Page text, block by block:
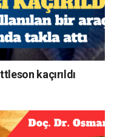
kaçırıldı